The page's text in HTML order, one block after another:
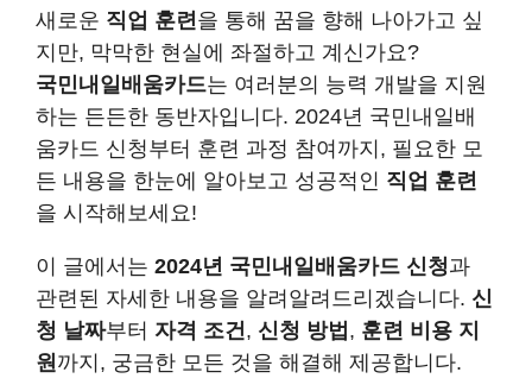
새로운 직업 훈련을 통해 꿈을 향해 나아가고 싶
지만, 막막한 현실에 좌절하고 계신가요?
국민내일배움카드는 여러분의 능력 개발을 지원
하는 든든한 동반자입니다. 2024년 국민내일배
움카드 신청부터 훈련 과정 참여까지, 필요한 모
든 내용을 한눈에 알아보고 성공적인 직업 훈련
을 시작해보세요!
이 글에서는 2024년 국민내일배움카드 신청과
관련된 자세한 내용을 알려알려드리겠습니다. 신
청 날짜부터 자격 조건, 신청 방법 , 훈련 비용 지
원까지, 궁금한 모든 것을 해결해 제공합니다.